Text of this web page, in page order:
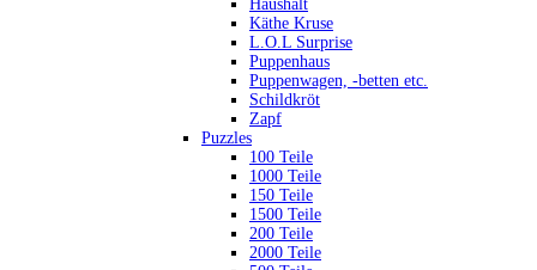
Haushalt
Käthe Kruse
L.O.L Surprise
Puppenhaus
Puppenwagen, -betten etc.
Schildkröt
Zapf
Puzzles
100 Teile
1000 Teile
150 Teile
1500 Teile
200 Teile
2000 Teile